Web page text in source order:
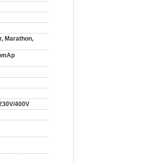
Marathon,
400V